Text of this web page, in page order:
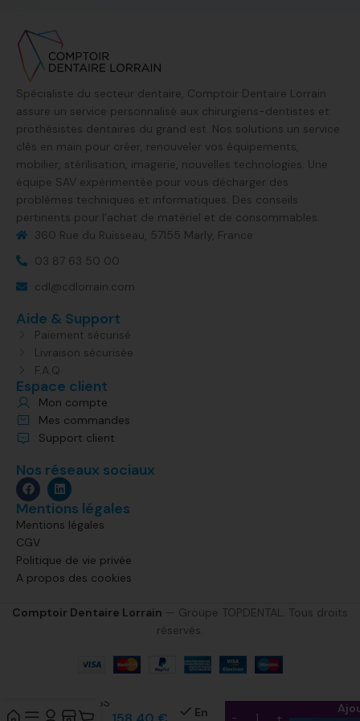
Spécialiste du secteur dentaire, Comptoir Dentaire Lorrain
assure un service personnalisé aux chirurgiens-dentistes et
prothésistes dentaires du grand est. Nos solutions un service
clés en main pour créer, renouveler vos équipements,
mobilier, stérilisation, imagerie, nouvelles technologies. Une
équipe SAV expérimentée pour vous décharger des
problèmes techniques et informatiques. Des conseils
pertinents pour l’achat de matériel et de consommables.
360 Rue du Ruisseau, 57155 Marly, France​
03 87 63 50 00
cdl@cdlorrain.com
Aide & Support
Paiement sécurisé
Livraison sécurisée
F.A.Q
Espace client
Mon compte
Mes commandes
Support client
Nos réseaux sociaux
Mentions légales
Mentions légales
CGV
Politique de vie privée
A propos des cookies
Comptoir Dentaire Lorrain — Groupe TOPDENTAL. Tous droits
réservés.
PALAPRESS
VARIO
En